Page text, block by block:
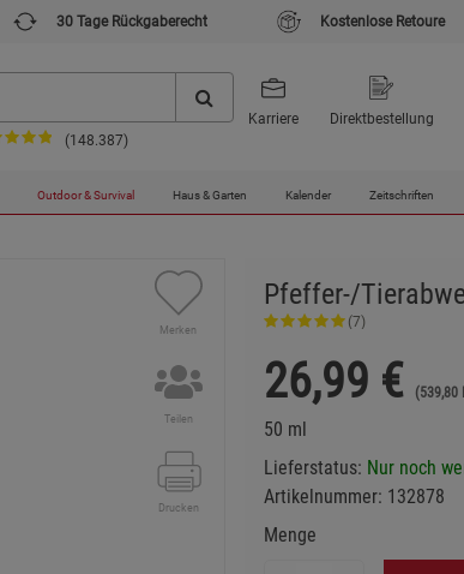
30 Tage Rückgaberecht Kostenlose Retoure
(148.387)
Karriere Direktbestellung
Outdoor & Survival Haus & Garten Kalender Zeitschriften
Merken
Teilen
Drucken
Pfeffer-/
(7)
26,99 € (539,80
50 ml
Lieferstatus: Nur noch
Artikelnummer: 132878
Menge